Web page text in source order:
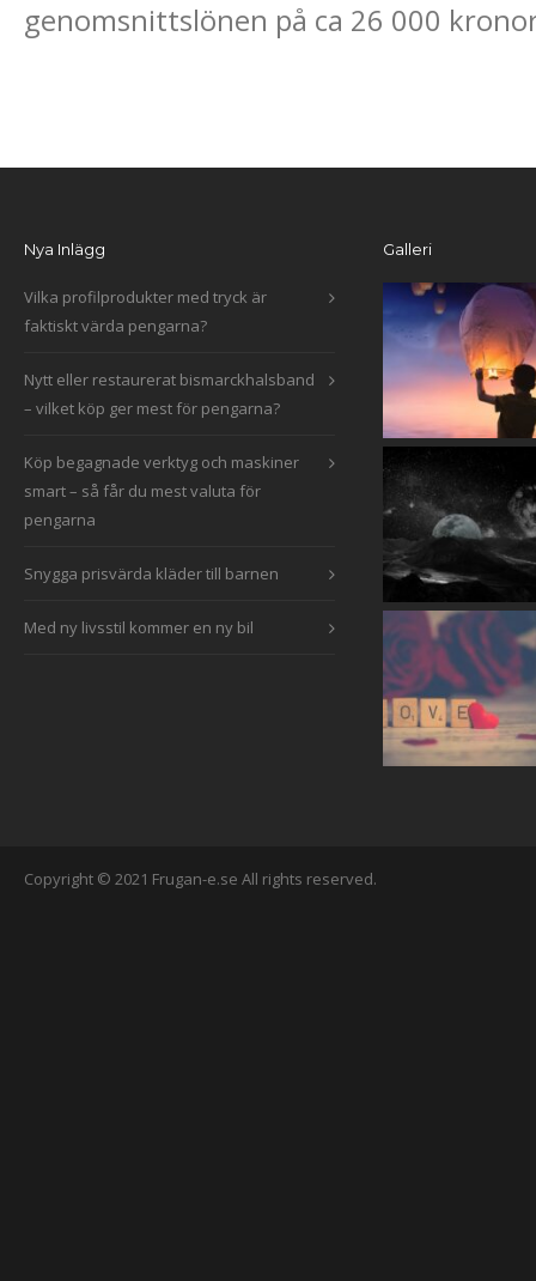
genomsnittslönen på ca 26 000
Nya Inlägg
Vilka profilprodukter med tryck är
faktiskt värda pengarna?
Nytt eller restaurerat bismarckhalsband
– vilket köp ger mest för pengarna?
Köp begagnade verktyg och maskiner
smart – så får du mest valuta för
pengarna
Snygga prisvärda kläder till barnen
Med ny livsstil kommer en ny bil
Galleri
Copyright © 2021 Frugan-e.se All rights reserved.